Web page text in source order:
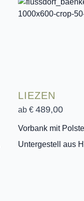
LIEZEN
ab € 489,00
Vorbank mit
Untergestell aus